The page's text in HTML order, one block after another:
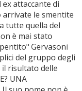
attaccante di
le smentite
tutte quella del
è mai stato
Gervasoni
del gruppo degli
il risultato delle
UNA